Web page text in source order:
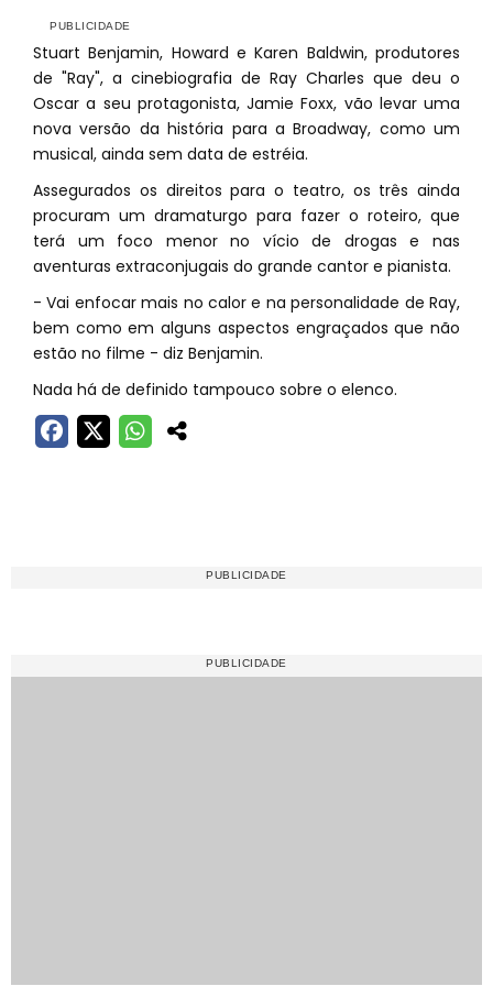
Stuart Benjamin, Howard e Karen Baldwin, produtores
de "Ray", a cinebiografia de Ray Charles que deu o
Oscar a seu protagonista, Jamie Foxx, vão levar uma
nova versão da história para a Broadway, como um
musical, ainda sem data de estréia.
Assegurados os direitos para o teatro, os três ainda
procuram um dramaturgo para fazer o roteiro, que
terá um foco menor no vício de drogas e nas
aventuras extraconjugais do grande cantor e pianista.
- Vai enfocar mais no calor e na personalidade de Ray,
bem como em alguns aspectos engraçados que não
estão no filme - diz Benjamin.
Nada há de definido tampouco sobre o elenco.